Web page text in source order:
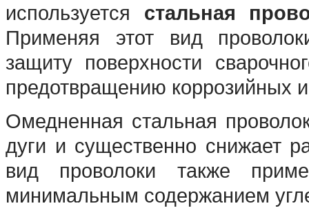
используется стальная
Применяя этот вид
защиту поверхности
предотвращению коррозийных
Омедненная стальная
дуги и существенно снижает
вид проволоки также
минимальным содержанием